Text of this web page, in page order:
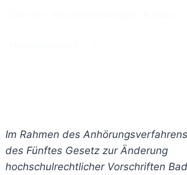
Im Rahmen des
des Fünftes Gesetz zur Änderung
hochschulrechtlicher Vorschriften